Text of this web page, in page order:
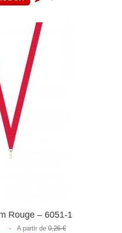
Rouge – 6051-1
- A partir de 0,26 €